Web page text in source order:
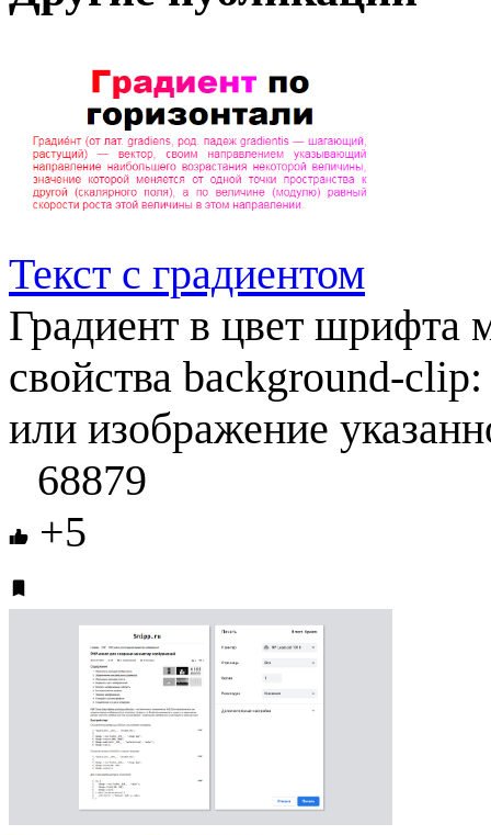
Текст с градиентом
Градиент в цвет
свойства background-
или изображение
68879
+5